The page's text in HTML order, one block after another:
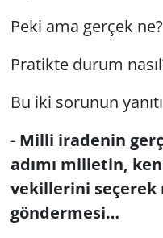
Peki ama gerçek ne?
Pratikte durum
Bu iki sorunun
- Milli iradenin
adımı milletin,
vekillerini
göndermesi…